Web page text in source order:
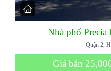
Nhà phố Precia
Quận 2,
Giá bán